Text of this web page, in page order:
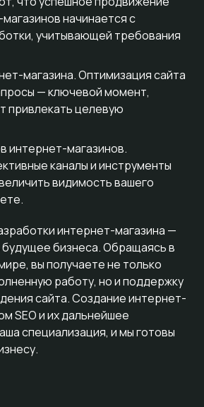
начинается с
учитывающей требования
магазина. Оптимизация сайта
— ключевой момент,
привлекать целевую
интернет-магазинов.
каналы и инструменты
видимость вашего
интернет-магазина —
будущее бизнеса. Обращаясь в
вы получаете не только
работу, но и поддержку
сайта. Создание интернет-
SEO и их дальнейшее
специализация, и мы готовы